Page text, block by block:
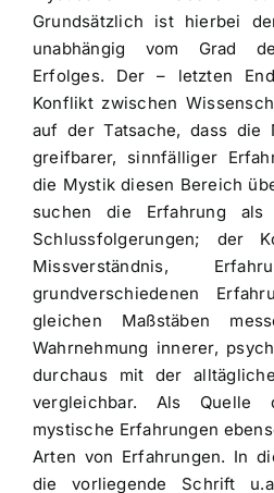
Grundsätzlich ist hierbei
unabhängig vom Grad
Erfolges. Der – letzten
Konflikt zwischen
auf der Tatsache, dass die
greifbarer, sinnfälliger
die Mystik diesen Bereich
suchen die Erfahrung als
Schlussfolgerungen; der
Missverständnis,
grundverschiedenen
gleichen Maßstäben
Wahrnehmung innerer,
durchaus mit der
vergleichbar. Als Quelle
mystische Erfahrungen
Arten von Erfahrungen. In
die vorliegende Schrift